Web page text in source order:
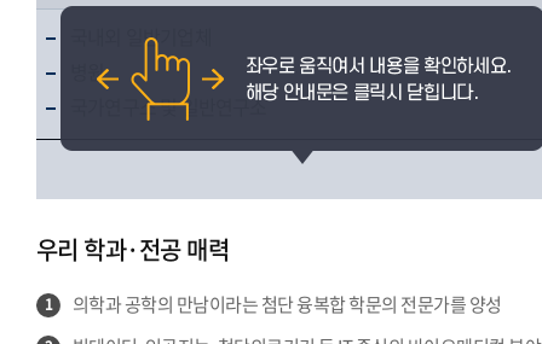
국내외 일반기업체
병원
국가연구소 및 일반연구소
우리 학과·전공 매력
1 의학과 공학의 만남이라는 첨단 융복합 학문의 전문가를 양성